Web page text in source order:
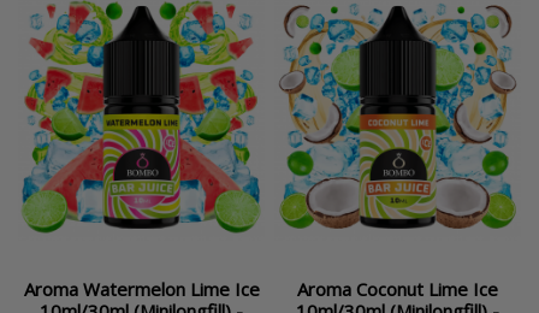
Aroma Watermelon Lime Ice
Aroma Coconut Lime Ice